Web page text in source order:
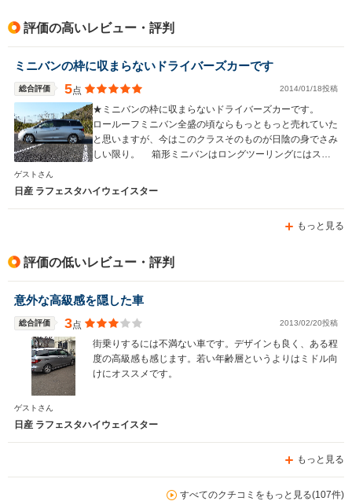
評価の高いレビュー・評判
ミニバンの枠に収まらないドライバーズカーです
総合評価 5点 2014/01/18投稿
★ミニバンの枠に収まらないドライバーズカーです。
ロールーフミニバン全盛の頃ならもっともっと売れていた
と思いますが、今はこのクラスそのものが日陰の身でさみ
しい限り。 箱形ミニバンはロングツーリングにはスト
な走りを楽しみたい、そんな方にベストマッチな１台だと
思います。
ゲストさん
日産 ラフェスタハイウェイスター
もっと見る
評価の低いレビュー・評判
意外な高級感を隠した車
総合評価 3点 2013/02/20投稿
街乗りするには不満ない車です。デザインも良く、ある程
度の高級感も感じます。若い年齢層というよりはミドル向
けにオススメです。
ゲストさん
日産 ラフェスタハイウェイスター
もっと見る
すべてのクチコミをもっと見る(107件)